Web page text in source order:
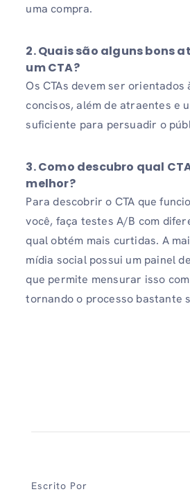
uma compra.
2. Quais são alguns bons
um CTA?
Os CTAs devem ser orientados
concisos, além de atraentes e
suficiente para persuadir o
3. Como descubro qual
melhor?
Para descobrir o CTA que
você, faça testes A/B com
qual obtém mais curtidas. A
mídia social possui um painel
que permite mensurar isso
tornando o processo bastante
Escrito Por